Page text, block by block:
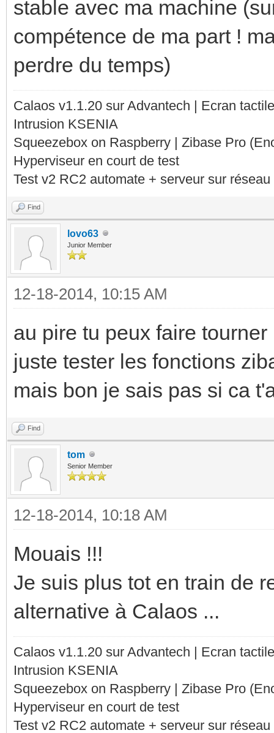
stable avec ma machine
compétence de ma part !
perdre du temps)
Calaos v1.1.20 sur Advantech | Ecran
Intrusion KSENIA
Squeezebox on Raspberry | Zibase Pro
Hyperviseur en court de test
Test v2 RC2 automate + serveur sur
Find
lovo63
Junior Member
12-18-2014, 10:15 AM
au pire tu peux faire
juste tester les fonctions
mais bon je sais pas si ca
Find
tom
Senior Member
12-18-2014, 10:18 AM
Mouais !!!
Je suis plus tot en train de
alternative à Calaos ...
Calaos v1.1.20 sur Advantech | Ecran
Intrusion KSENIA
Squeezebox on Raspberry | Zibase Pro
Hyperviseur en court de test
Test v2 RC2 automate + serveur sur